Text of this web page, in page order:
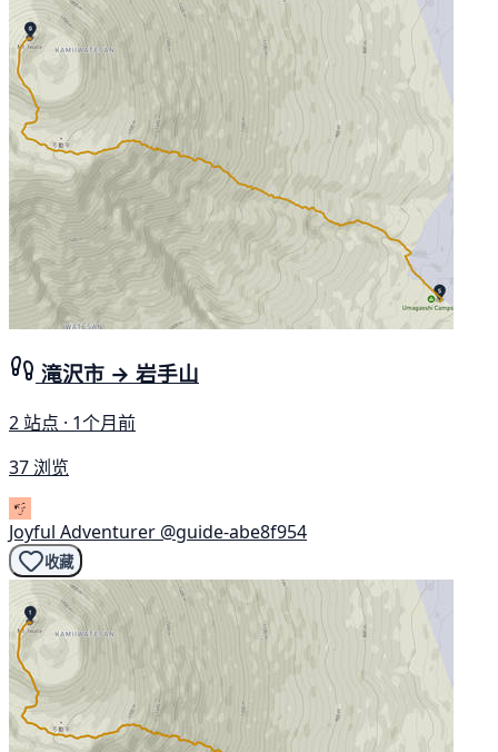
滝沢市 → 岩手山
2 站点 · 1个月前
37 浏览
Joyful Adventurer @guide-abe8f954
收藏